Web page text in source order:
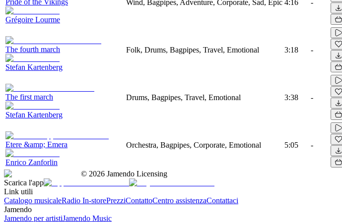
Grégoire Lourme
Wind, Bagpipes, Adventure, Corporate, Sad, Epic 4:16 -
The fourth march
Stefan Kartenberg
Folk, Drums, Bagpipes, Travel, Emotional 3:18 -
The first march
Stefan Kartenberg
Drums, Bagpipes, Travel, Emotional 3:38 -
Etere &amp; Emera
Enrico Zanforlin
Orchestra, Bagpipes, Corporate, Emotional 5:05 -
© 2026 Jamendo Licensing
Scarica l'app
Link utili
Catalogo musicaleRadio In-storePrezziContattoCentro assistenzaContattaci
Jamendo
Jamendo per artistiJamendo Music